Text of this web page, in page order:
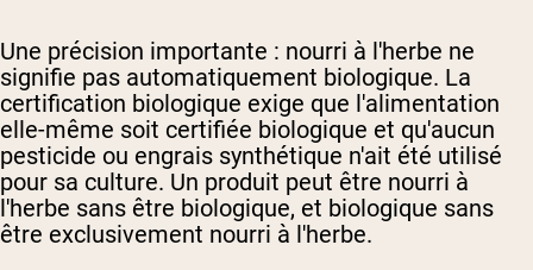
Une précision importante : nourri à l'herbe ne
signifie pas automatiquement biologique. La
certification biologique exige que l'alimentation
elle-même soit certifiée biologique et qu'aucun
pesticide ou engrais synthétique n'ait été utilisé
pour sa culture. Un produit peut être nourri à
l'herbe sans être biologique, et biologique sans
être exclusivement nourri à l'herbe.